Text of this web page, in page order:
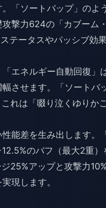
「ソートバップ」のよ
撃力624の「カブーム
テータスやパッシブ効
エネルギー自動回復」
させます。「ソートバ
れは「啜り泣くゆりか
能差を生み出します。
のバフ（最大2重）
25%アップと攻撃力
現します。